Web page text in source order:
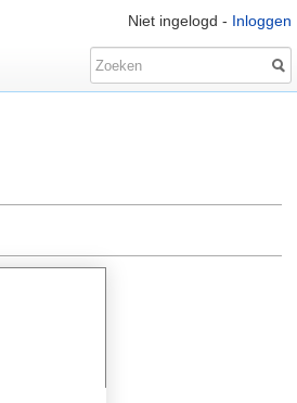
Niet ingelogd - Inloggen